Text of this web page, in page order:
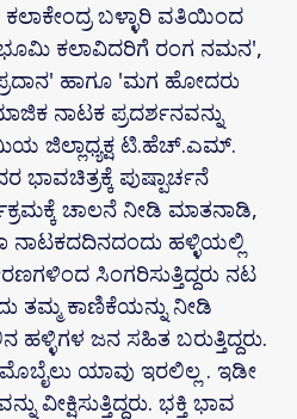
ಬಳ್ಳಾರಿ ವತಿಯಿಂದ
ಕಲಾವಿದರಿಗೆ ರಂಗ ನಮನ',
ಪ್ರದಾನ' ಹಾಗೂ 'ಮಗ ಹೋದರು
ನಾಟಕ ಪ್ರದರ್ಶನವನ್ನು
ಜಿಲ್ಲಾಧ್ಯಕ್ಷ ಟಿ.ಹೆಚ್.ಎಮ್.
ಪುಷ್ಪಾರ್ಚನೆ
ಚಾಲನೆ ನೀಡಿ ಮಾತನಾಡಿ,
ನಾಟಕದದಿನದಂದು ಹಳ್ಳಿಯಲ್ಲಿ
ಸಿಂಗರಿಸುತ್ತಿದ್ದರು ನಟ
ತಮ್ಮ ಕಾಣಿಕೆಯನ್ನು ನೀಡಿ
ಹಳ್ಳಿಗಳ ಜನ ಸಹಿತ ಬರುತ್ತಿದ್ದರು.
ಯಾವು ಇರಲಿಲ್ಲ . ಇಡೀ
ವೀಕ್ಷಿಸುತ್ತಿದ್ದರು. ಭಕ್ತಿ ಭಾವ